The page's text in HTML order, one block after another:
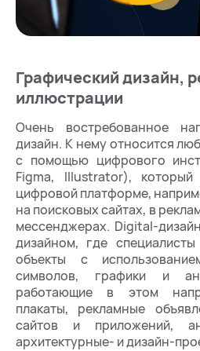
Графический дизайн,
иллюстрации
Очень востребованное
дизайн. К нему относится
с помощью цифрового
Figma, Illustrator), который
цифровой платформе,
на поисковых сайтах, в
мессенджерах. Digital-
дизайном, где
объекты с
символов, графики и
работающие в этом
плакаты, рекламные
сайтов и приложений,
архитектурные- и дизайн-